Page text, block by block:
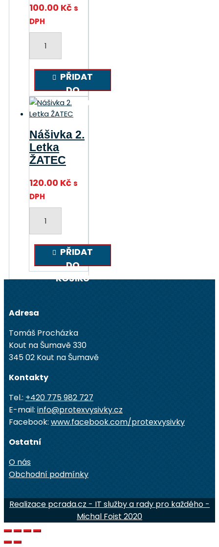
100.00 Kčs
DPH
TYGŘÍ
HLAVA
ŽATEC
množstvíPŘIDAT
DO
KOŠÍKU
Nášivka 2.
Letka
ŽATEC
120.00 Kčs
DPH
Letka
ŽATEC
množstvíPŘIDAT
DO
KOŠÍKU
Adresa
Tomáš Procházka
Kout na Šumavě 330
345 02 Kout na Šumavě
Kontakty
Tel.: +420 775 982 727
E-mail: info@protexvysivky.cz
Facebook: www.facebook.com/protexvysivky
Ostatní
O nás
Obchodní podmínky
Realizace pcrada.cz - IT služby a rady pro každého -
Michal Foist 2020